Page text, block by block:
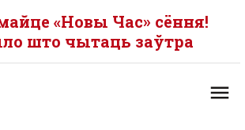
«Новы Час» сёння!
што чытаць заўтра